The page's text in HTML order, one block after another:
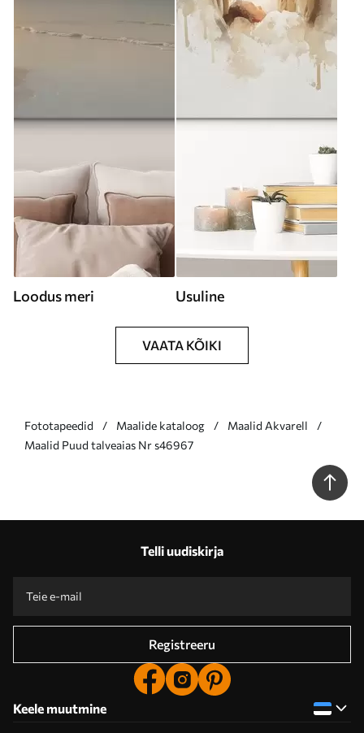
Loodus meri Usuline
VAATA KÕIKI
Fototapeedid Maalide kataloog
Maalid Akvarell
Maalid Puud talveaias Nr s46967
Telli uudiskirja
Registreeru
Keele muutmine